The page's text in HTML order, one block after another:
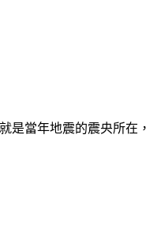
是當年地震的震央所在，